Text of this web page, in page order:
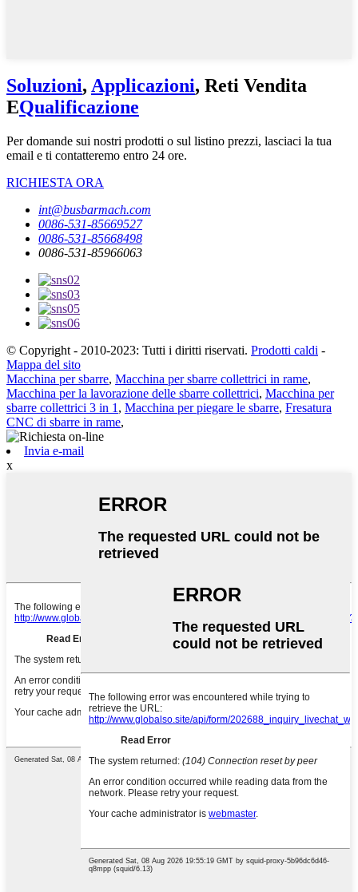
Soluzioni, Applicazioni, Reti Vendita
EQualificazione
Per domande sui nostri prodotti o sul listino prezzi, lasciaci la tua
email e ti contatteremo entro 24 ore.
RICHIESTA ORA
int@busbarmach.com
0086-531-85669527
0086-531-85668498
0086-531-85966063
© Copyright - 2010-2023: Tutti i diritti riservati. Prodotti caldi -
Mappa del sito
Macchina per sbarre, Macchina per sbarre collettrici in rame,
Macchina per la lavorazione delle sbarre collettrici, Macchina per
sbarre collettrici 3 in 1 , Macchina per piegare le sbarre, Fresatura
CNC di sbarre in rame,
Invia e-mail
x